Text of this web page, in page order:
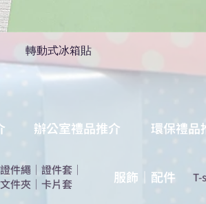
轉動式冰箱貼
辦公室禮品推介 環保禮品
證件繩 ｜ 證件套 ｜
文件夾 ｜ 卡片套 服飾｜配件 T-